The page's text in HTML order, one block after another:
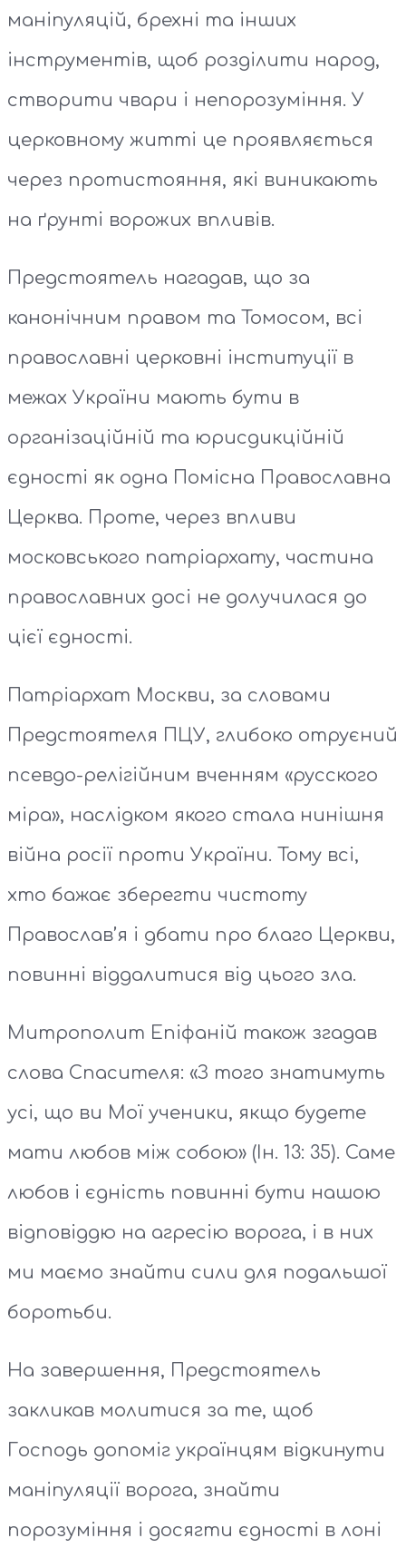
маніпуляцій, брехні та інших
інструментів, щоб розділити народ,
створити чвари і непорозуміння. У
церковному житті це проявляється
через протистояння, які виникають
на ґрунті ворожих впливів.
Предстоятель нагадав, що за
канонічним правом та Томосом, всі
православні церковні інституції в
межах України мають бути в
організаційній та юрисдикційній
єдності як одна Помісна Православна
Церква. Проте, через впливи
московського патріархату, частина
православних досі не долучилася до
цієї єдності.
Патріархат Москви, за словами
Предстоятеля ПЦУ, глибоко отруєний
псевдо-релігійним вченням «русского
міра», наслідком якого стала нинішня
війна росії проти України. Тому всі,
хто бажає зберегти чистоту
Православ’я і дбати про благо Церкви,
повинні віддалитися від цього зла.
Митрополит Епіфаній також згадав
слова Спасителя: «З того знатимуть
усі, що ви Мої ученики, якщо будете
мати любов між собою» (Ін. 13: 35). Саме
любов і єдність повинні бути нашою
відповіддю на агресію ворога, і в них
ми маємо знайти сили для подальшої
боротьби.
На завершення, Предстоятель
закликав молитися за те, щоб
Господь допоміг українцям відкинути
маніпуляції ворога, знайти
порозуміння і досягти єдності в лоні